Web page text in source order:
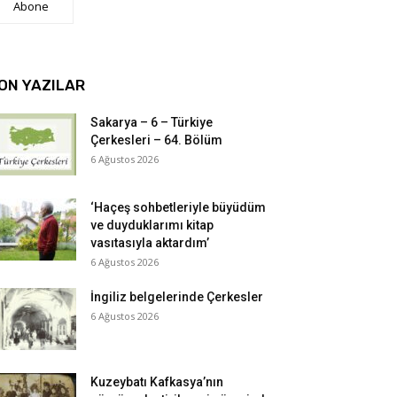
Abone
YAZILAR
Sakarya – 6 – Türkiye
Çerkesleri – 64. Bölüm
6 Ağustos 2026
‘Haçeş sohbetleriyle büyüdüm
ve duyduklarımı kitap
vasıtasıyla aktardım’
6 Ağustos 2026
İngiliz belgelerinde Çerkesler
6 Ağustos 2026
Kuzeybatı Kafkasya’nın